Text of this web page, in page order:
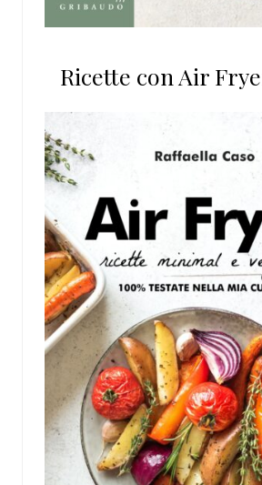
Ricette con Air